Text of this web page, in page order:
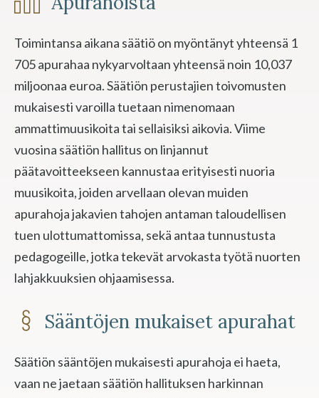
Toimintansa aikana säätiö on myöntänyt yhteensä 1
705 apurahaa nykyarvoltaan yhteensä noin 10,037
miljoonaa euroa. Säätiön perustajien toivomusten
mukaisesti varoilla tuetaan nimenomaan
ammattimuusikoita tai sellaisiksi aikovia. Viime
vuosina säätiön hallitus on linjannut
päätavoitteekseen kannustaa erityisesti nuoria
muusikoita, joiden arvellaan olevan muiden
apurahoja jakavien tahojen antaman taloudellisen
tuen ulottumattomissa, sekä antaa tunnustusta
pedagogeille, jotka tekevät arvokasta työtä nuorten
lahjakkuuksien ohjaamisessa.
Sääntöjen mukaiset apurahat
Säätiön sääntöjen mukaisesti apurahoja ei haeta,
vaan ne jaetaan säätiön hallituksen harkinnan